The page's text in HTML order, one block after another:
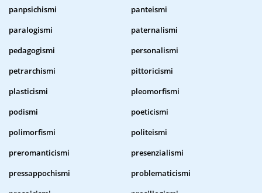
panpsichismi
panteismi
paralogismi
paternalismi
pedagogismi
personalismi
petrarchismi
pittoricismi
plasticismi
pleomorfismi
podismi
poeticismi
polimorfismi
politeismi
preromanticismi
presenzialismi
pressappochismi
problematicismi